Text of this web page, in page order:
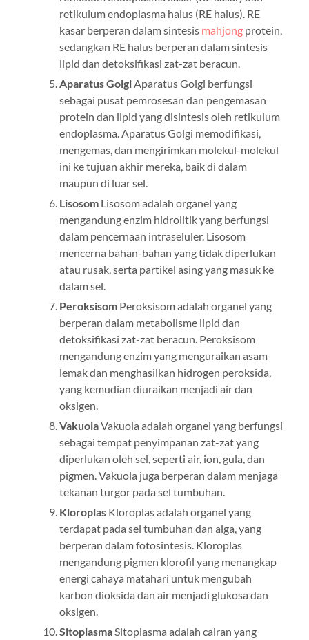
retikulum endoplasma halus (RE halus). RE
kasar berperan dalam sintesis mahjongprotein,
sedangkan RE halus berperan dalam sintesis
lipid dan detoksifikasi zat-zat beracun.
Aparatus GolgiAparatus Golgi berfungsi
sebagai pusat pemrosesan dan pengemasan
protein dan lipid yang disintesis oleh retikulum
endoplasma. Aparatus Golgi memodifikasi,
mengemas, dan mengirimkan molekul-molekul
ini ke tujuan akhir mereka, baik di dalam
maupun di luar sel.
LisosomLisosom adalah organel yang
mengandung enzim hidrolitik yang berfungsi
dalam pencernaan intraseluler. Lisosom
mencerna bahan-bahan yang tidak diperlukan
atau rusak, serta partikel asing yang masuk ke
dalam sel.
PeroksisomPeroksisom adalah organel yang
berperan dalam metabolisme lipid dan
detoksifikasi zat-zat beracun. Peroksisom
mengandung enzim yang menguraikan asam
lemak dan menghasilkan hidrogen peroksida,
yang kemudian diuraikan menjadi air dan
oksigen.
VakuolaVakuola adalah organel yang berfungsi
sebagai tempat penyimpanan zat-zat yang
diperlukan oleh sel, seperti air, ion, gula, dan
pigmen. Vakuola juga berperan dalam menjaga
tekanan turgor pada sel tumbuhan.
KloroplasKloroplas adalah organel yang
terdapat pada sel tumbuhan dan alga, yang
berperan dalam fotosintesis. Kloroplas
mengandung pigmen klorofil yang menangkap
energi cahaya matahari untuk mengubah
karbon dioksida dan air menjadi glukosa dan
oksigen.
SitoplasmaSitoplasma adalah cairan yang